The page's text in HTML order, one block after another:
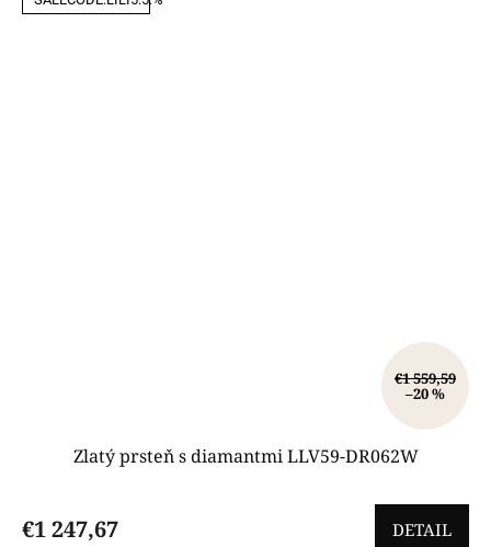
€1 559,59
–20 %
Zlatý prsteň s diamantmi LLV59-DR062W
€1 247,67 DETAIL